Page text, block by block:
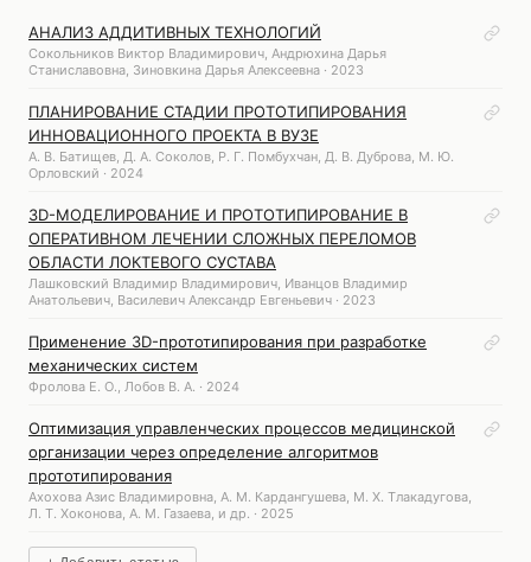
АНАЛИЗ АДДИТИВНЫХ ТЕХНОЛОГИЙ
Сокольников Виктор Владимирович, Андрюхина Дарья
Станиславовна, Зиновкина Дарья Алексеевна · 2023
ПЛАНИРОВАНИЕ СТАДИИ ПРОТОТИПИРОВАНИЯ
ИННОВАЦИОННОГО ПРОЕКТА В ВУЗЕ
А. В. Батищев, Д. А. Соколов, Р. Г. Помбухчан, Д. В. Дуброва, М. Ю.
Орловский · 2024
3D-МОДЕЛИРОВАНИЕ И ПРОТОТИПИРОВАНИЕ В
ОПЕРАТИВНОМ ЛЕЧЕНИИ СЛОЖНЫХ ПЕРЕЛОМОВ
ОБЛАСТИ ЛОКТЕВОГО СУСТАВА
Лашковский Владимир Владимирович, Иванцов Владимир
Анатольевич, Василевич Александр Евгеньевич · 2023
Применение 3D-прототипирования при разработке
механических систем
Фролова Е. О., Лобов В. А. · 2024
Оптимизация управленческих процессов медицинской
организации через определение алгоритмов
прототипирования
Ахохова Азис Владимировна, А. М. Кардангушева, М. Х. Тлакадугова,
Л. Т. Хоконова, А. М. Газаева, и др. · 2025